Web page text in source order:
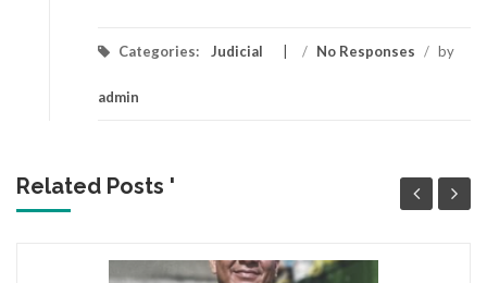
Categories: Judicial / No Responses / by
admin
Related Posts '